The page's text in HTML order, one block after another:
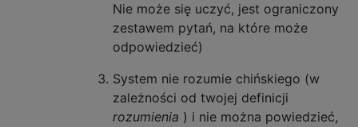
Nie może się uczyć, jest ograniczony
zestawem pytań, na które może
odpowiedzieć)
System nie rozumie chińskiego (w
zależności od twojej definicji
rozumienia ) i nie można powiedzieć,